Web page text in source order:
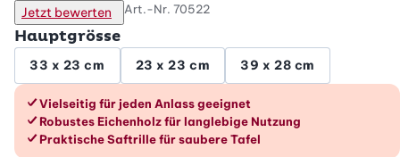
Jetzt bewerten Art.-Nr. 70522
Hauptgrösse
33 x 23 cm 23 x 23 cm 39 x 28 cm
Die Vorteile im Überblick
Vielseitig für jeden Anlass geeignet
Robustes Eichenholz für langlebige Nutzung
Praktische Saftrille für saubere Tafel